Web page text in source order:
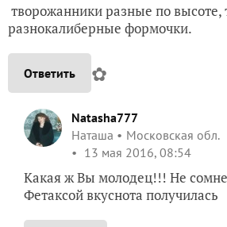
творожанники разные по высоте,
разнокалиберные формочки.
Ответить ✿
Natasha777
Наташа
Московская обл.
13 мая 2016, 08:54
Какая ж Вы молодец!!! Не
Фетаксой вкуснота получилась